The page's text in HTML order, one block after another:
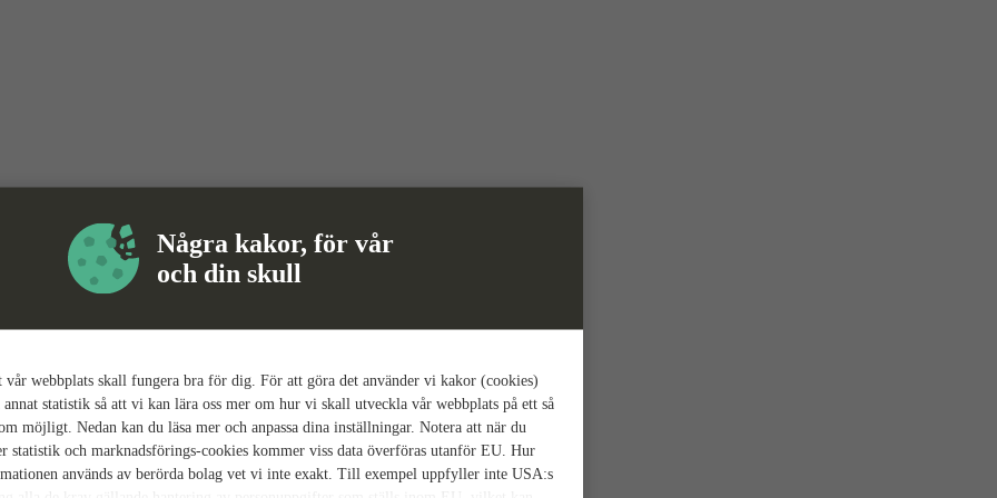
Några kakor, för vår
och din skull
webbplats skall fungera bra för dig. För att göra det använder vi kakor (cookies)
statistik så att vi kan lära oss mer om hur vi skall utveckla vår webbplats på ett så
möjligt. Nedan kan du läsa mer och anpassa dina inställningar. Notera att när du
statistik och marknadsförings-cookies kommer viss data överföras utanför EU. Hur
används av berörda bolag vet vi inte exakt. Till exempel uppfyller inte USA:s